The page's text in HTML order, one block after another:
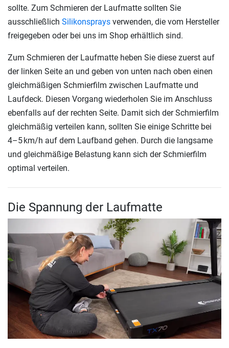
sollte. Zum Schmieren der Laufmatte sollten Sie
ausschließlich Silikonsprays verwenden, die vom Hersteller
freigegeben oder bei uns im Shop erhältlich sind.
Zum Schmieren der Laufmatte heben Sie diese zuerst auf
der linken Seite an und geben von unten nach oben einen
gleichmäßigen Schmierfilm zwischen Laufmatte und
Laufdeck. Diesen Vorgang wiederholen Sie im Anschluss
ebenfalls auf der rechten Seite. Damit sich der Schmierfilm
gleichmäßig verteilen kann, sollten Sie einige Schritte bei
4–5 km/h auf dem Laufband gehen. Durch die langsame
und gleichmäßige Belastung kann sich der Schmierfilm
optimal verteilen.
Die Spannung der Laufmatte